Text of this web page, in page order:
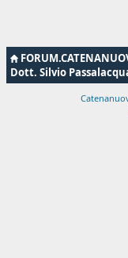
Dott. Silvio